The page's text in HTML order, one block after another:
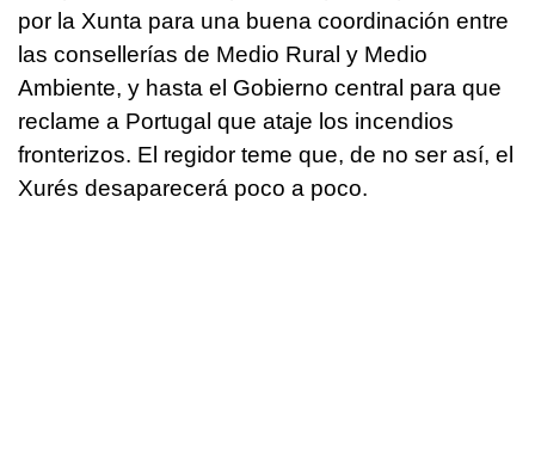
por la Xunta para una buena coordinación entre
las consellerías de Medio Rural y Medio
Ambiente, y hasta el Gobierno central para que
reclame a Portugal que ataje los incendios
fronterizos. El regidor teme que, de no ser así, el
Xurés desaparecerá poco a poco.